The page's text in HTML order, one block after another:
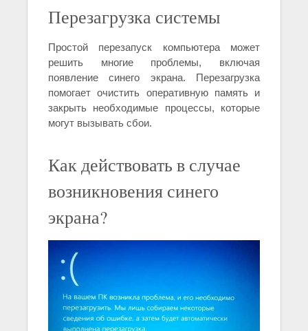
Перезагрузка системы
Простой перезапуск компьютера может
решить многие проблемы, включая
появление синего экрана. Перезагрузка
помогает очистить оперативную память и
закрыть необходимые процессы, которые
могут вызывать сбои.
Как действовать в случае
возникновения синего
экрана?